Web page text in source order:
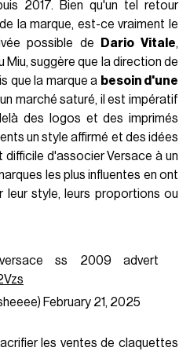
2017. Bien qu'un tel retour
la marque, est-ce vraiment le
possible de
Dario Vitale,
Miu, suggère que la direction de
que la marque a besoin d'une
marché saturé, il est impératif
des logos et des imprimés
un style affirmé et des idées
difficile d'associer Versace à un
les plus influentes en ont
style, leurs proportions ou
ss 2009 advert
February 21, 2025
les ventes de claquettes